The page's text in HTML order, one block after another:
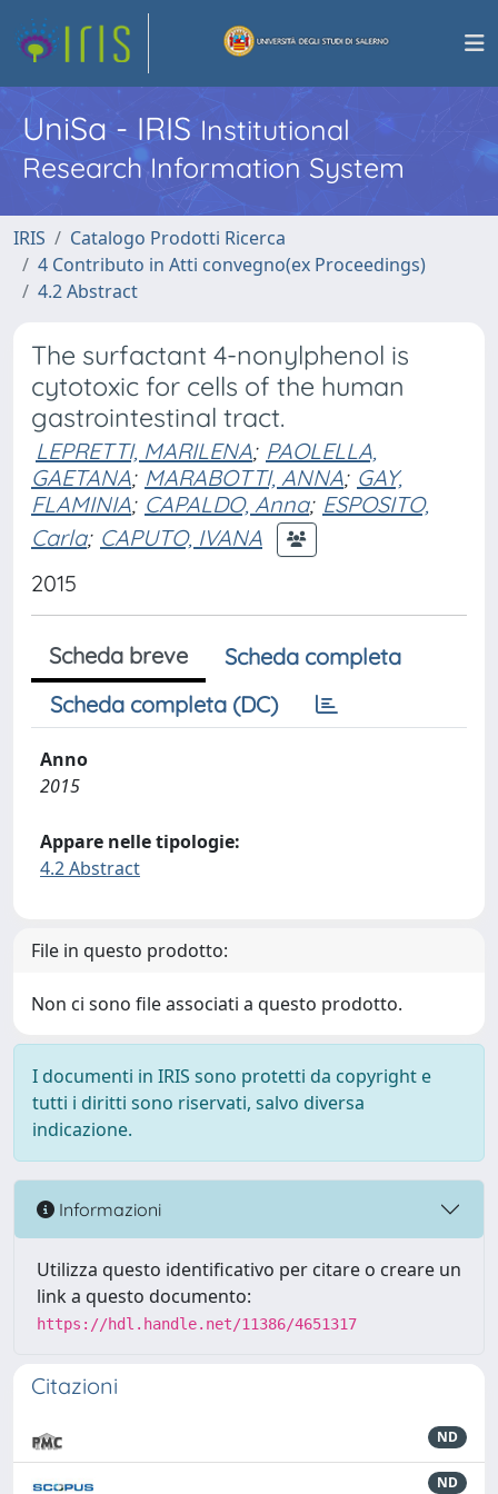
UniSa - IRISInstitutional
Research Information System
IRIS
Catalogo Prodotti Ricerca
4 Contributo in Atti convegno(ex Proceedings)
4.2 Abstract
The surfactant 4-nonylphenol is
cytotoxic for cells of the human
gastrointestinal tract.
LEPRETTI, MARILENA; PAOLELLA,
GAETANA; MARABOTTI, ANNA; GAY,
FLAMINIA; CAPALDO, Anna; ESPOSITO,
Carla; CAPUTO, IVANA
2015
Scheda breve
Scheda completa
Scheda completa (DC)
Anno
2015
Appare nelle tipologie:
4.2 Abstract
File in questo prodotto:
Non ci sono file associati a questo prodotto.
I documenti in IRIS sono protetti da copyright e
tutti i diritti sono riservati, salvo diversa
indicazione.
Informazioni
Utilizza questo identificativo per citare o creare un
link a questo documento:
https://hdl.handle.net/11386/4651317
Citazioni
ND
ND